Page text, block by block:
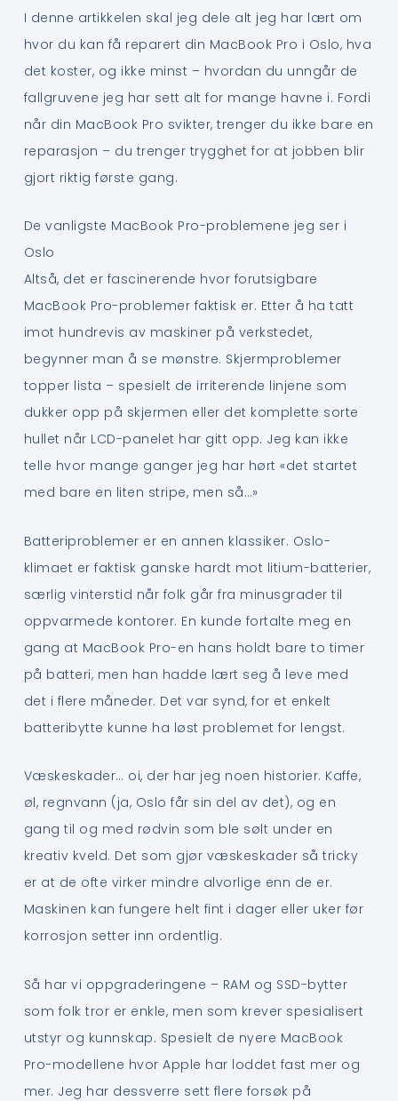
I denne artikkelen skal jeg dele alt jeg har lært om
hvor du kan få reparert din MacBook Pro i Oslo, hva
det koster, og ikke minst – hvordan du unngår de
fallgruvene jeg har sett alt for mange havne i. Fordi
når din MacBook Pro svikter, trenger du ikke bare en
reparasjon – du trenger trygghet for at jobben blir
gjort riktig første gang.
De vanligste MacBook Pro-problemene jeg ser i
Oslo
Altså, det er fascinerende hvor forutsigbare
MacBook Pro-problemer faktisk er. Etter å ha tatt
imot hundrevis av maskiner på verkstedet,
begynner man å se mønstre. Skjermproblemer
topper lista – spesielt de irriterende linjene som
dukker opp på skjermen eller det komplette sorte
hullet når LCD-panelet har gitt opp. Jeg kan ikke
telle hvor mange ganger jeg har hørt «det startet
med bare en liten stripe, men så…»
Batteriproblemer er en annen klassiker. Oslo-
klimaet er faktisk ganske hardt mot litium-batterier,
særlig vinterstid når folk går fra minusgrader til
oppvarmede kontorer. En kunde fortalte meg en
gang at MacBook Pro-en hans holdt bare to timer
på batteri, men han hadde lært seg å leve med
det i flere måneder. Det var synd, for et enkelt
batteribytte kunne ha løst problemet for lengst.
Væskeskader… oi, der har jeg noen historier. Kaffe,
øl, regnvann (ja, Oslo får sin del av det), og en
gang til og med rødvin som ble sølt under en
kreativ kveld. Det som gjør væskeskader så tricky
er at de ofte virker mindre alvorlige enn de er.
Maskinen kan fungere helt fint i dager eller uker før
korrosjon setter inn ordentlig.
Så har vi oppgraderingene – RAM og SSD-bytter
som folk tror er enkle, men som krever spesialisert
utstyr og kunnskap. Spesielt de nyere MacBook
Pro-modellene hvor Apple har loddet fast mer og
mer. Jeg har dessverre sett flere forsøk på